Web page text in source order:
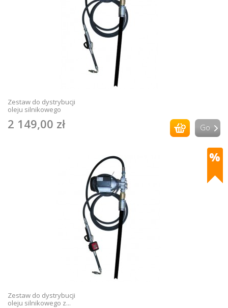
Zestaw do dystrybucji
oleju silnikowego
2 149,00 zł Go
Zestaw do dystrybucji
oleju silnikowego z...